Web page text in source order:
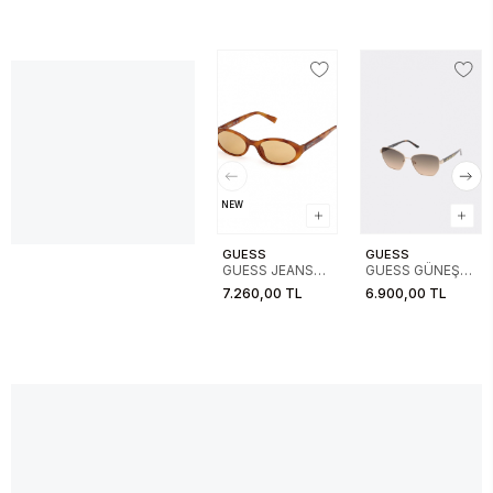
NEW
GUESS
GUESS JEANS
GÜNEŞ 00009
53E
7.260,00 TL
GUESS
GUESS GÜNEŞ
00102 32F 56-
14-140
6.900,00 TL